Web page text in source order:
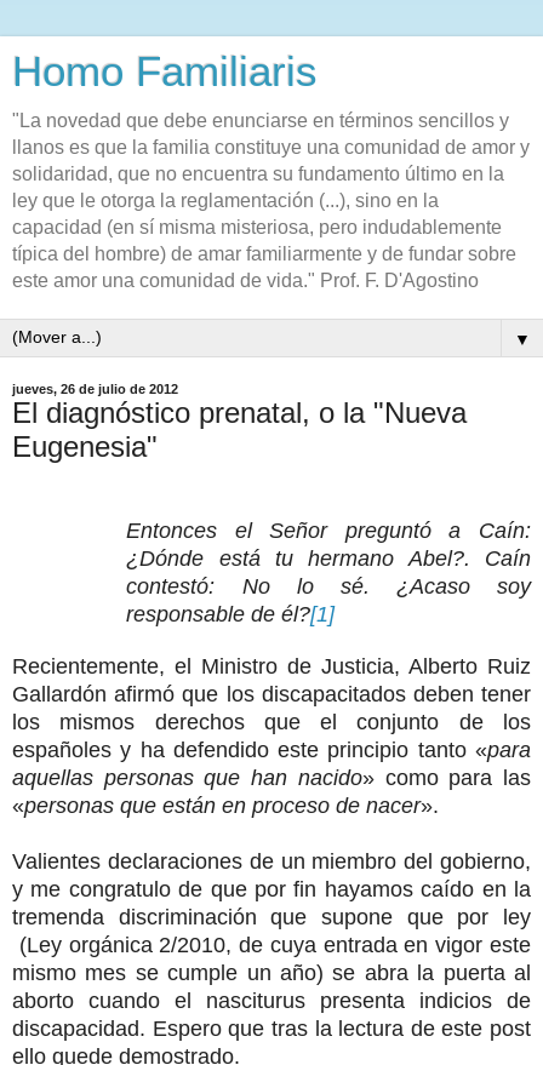
Homo Familiaris
"La novedad que debe enunciarse en términos sencillos y
llanos es que la familia constituye una comunidad de amor y
solidaridad, que no encuentra su fundamento último en la
ley que le otorga la reglamentación (...), sino en la
capacidad (en sí misma misteriosa, pero indudablemente
típica del hombre) de amar familiarmente y de fundar sobre
este amor una comunidad de vida." Prof. F. D'Agostino
▼
jueves, 26 de julio de 2012
El diagnóstico prenatal, o la "Nueva
Eugenesia"
Entonces el Señor preguntó a Caín:
¿Dónde está tu hermano Abel?. Caín
contestó: No lo sé. ¿Acaso soy
responsable de él?[1]
Recientemente, el Ministro de Justicia, Alberto Ruiz
Gallardón afirmó que los discapacitados deben tener
los mismos derechos que el conjunto de los
españoles y ha defendido este principio tanto «para
aquellas personas que han nacido» como para las
«personas que están en proceso de nacer».
Valientes declaraciones de un miembro del gobierno,
y me congratulo de que por fin hayamos caído en la
tremenda discriminación que supone que por ley
(Ley orgánica 2/2010, de cuya entrada en vigor este
mismo mes se cumple un año) se abra la puerta al
aborto cuando el nasciturus presenta indicios de
discapacidad. Espero que tras la lectura de este post
ello quede demostrado.